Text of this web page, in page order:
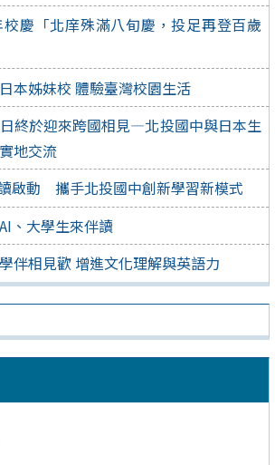
慶「北庠殊滿八旬慶，投足再登百歲
本姊妹校 體驗臺灣校園生活
終於迎來跨國相見—北投國中與日本生
地交流
啟動 攜手北投國中創新學習新模式
、大學生來伴讀
伴相見歡 增進文化理解與英語力